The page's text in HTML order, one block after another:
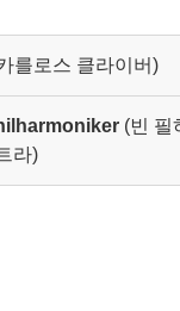
를로스 클라이버)
(빈 필
라)